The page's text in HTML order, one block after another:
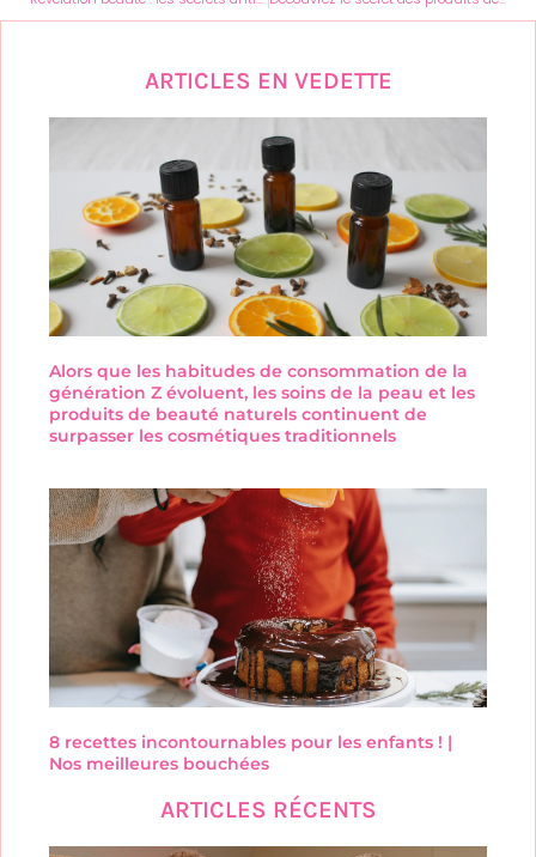
ARTICLES EN VEDETTE
Alors que les habitudes de consommation de la
génération Z évoluent, les soins de la peau et les
produits de beauté naturels continuent de
surpasser les cosmétiques traditionnels
8 recettes incontournables pour les enfants ! |
Nos meilleures bouchées
ARTICLES RÉCENTS